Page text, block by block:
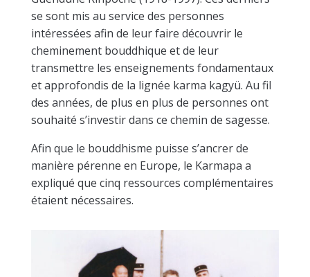
se sont mis au service des personnes
intéressées afin de leur faire découvrir le
cheminement bouddhique et de leur
transmettre les enseignements fondamentaux
et approfondis de la lignée karma kagyü. Au fil
des années, de plus en plus de personnes ont
souhaité s’investir dans ce chemin de sagesse.
Afin que le bouddhisme puisse s’ancrer de
manière pérenne en Europe, le Karmapa a
expliqué que cinq ressources complémentaires
étaient nécessaires.